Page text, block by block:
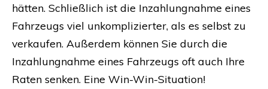
hätten. Schließlich ist die Inzahlungnahme eines
Fahrzeugs viel unkomplizierter, als es selbst zu
verkaufen. Außerdem können Sie durch die
Inzahlungnahme eines Fahrzeugs oft auch Ihre
Raten senken. Eine Win-Win-Situation!